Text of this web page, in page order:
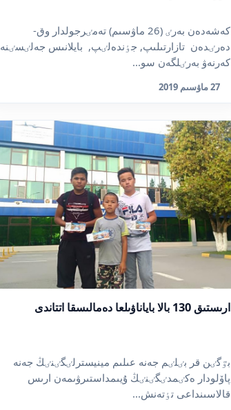
كەشەدەن بەرٸ (26 ماۋسىم) تەمٸرجولدار وق-
دەرٸدەن تازارتىلىپ, جٶندەلٸپ, بايلانىس جەلٸسٸنە
كەرنەۋ بەرٸلگەن سو...
27 ماۋسىم 2019
ارىستىق 130 بالا باياناۋىلعا دەمالىسقا اتتاندى
بٷگٸن قر بٸلٸم جەنە عىلىم مينيسترلٸگٸنٸڭ جەنە
پاۆلودار ەكٸمدٸگٸنٸڭ ۇيىمداستىرۋىمەن ارىس
قالاسىنداعى تٶتەنش...